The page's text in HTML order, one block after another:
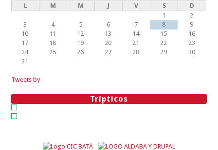
L M M J V S
D
1
2
3
4 5 6 7 8
9
10
11 12 13 14 15
16
17
18 19 20 21 22
23
24
25 26 27 28 29
30
31
Tweets by
Trípticos